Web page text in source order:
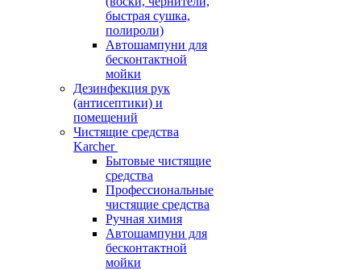
быстрая сушка,
полироли)
Автошампуни для
бесконтактной
мойки
Дезинфекция рук
(антисептики) и
помещений
Чистящие средства
Karcher
Бытовые чистящие
средства
Профессиональные
чистящие средства
Ручная химия
Автошампуни для
бесконтактной
мойки